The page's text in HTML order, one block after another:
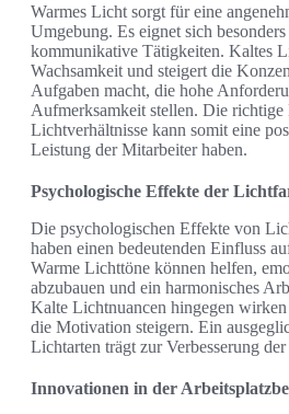
Warmes Licht sorgt für eine
Umgebung. Es eignet sich
kommunikative Tätigkeiten. Kaltes
Wachsamkeit und steigert die
Aufgaben macht, die hohe
Aufmerksamkeit stellen. Die
Lichtverhältnisse kann somit eine
Leistung der Mitarbeiter haben.
Psychologische Effekte der
Die psychologischen Effekte von
haben einen bedeutenden Einfluss
Warme Lichttöne können helfen,
abzubauen und ein harmonisches
Kalte Lichtnuancen hingegen
die Motivation steigern. Ein
Lichtarten trägt zur Verbesserung
Innovationen in der